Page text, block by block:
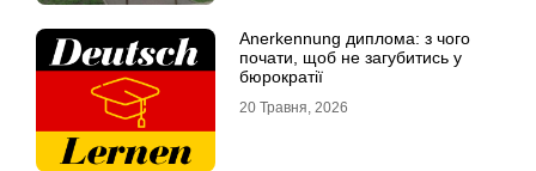
Anerkennung диплома: з чого
почати, щоб не загубитись у
бюрократії
20 Травня, 2026